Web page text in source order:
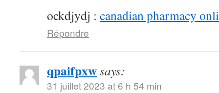
ockdjydj : canadian pharmacy
Répondre
qpaifpxwsays:
31 juillet 2023 at 6 h 54 min